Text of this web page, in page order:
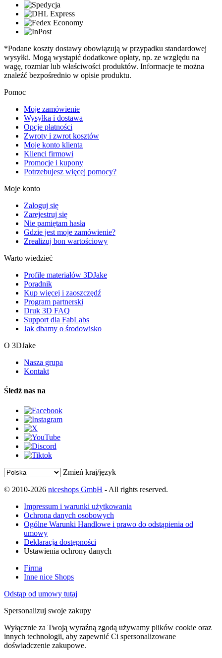
*Podane koszty dostawy obowiązują w przypadku standardowej
wysyłki. Mogą wystąpić dodatkowe opłaty, np. ze względu na
wagę, rozmiar lub właściwości produktów. Informacje te można
znaleźć bezpośrednio w opisie produktu.
Pomoc
Moje zamówienie
Wysyłka i dostawa
Opcje płatności
Zwroty i zwrot kosztów
Moje konto klienta
Klienci firmowi
Promocje i kupony
Potrzebujesz więcej pomocy?
Moje konto
Zaloguj się
Zarejestruj się
Nie pamiętam hasła
Gdzie jest moje zamówienie?
Zrealizuj bon wartościowy
Warto wiedzieć
Profile materiałów 3DJake
Poradnik
Kup więcej i zaoszczędź
Program partnerski
Druk 3D FAQ
Support dla FabLabs
Jak dbamy o środowisko
O 3DJake
Nasza grupa
Kontakt
Śledź nas na
Zmień kraj/język
© 2010-2026 niceshops GmbH - All rights reserved.
Impressum i warunki użytkowania
Ochrona danych osobowych
Ogólne Warunki Handlowe i prawo do odstąpienia od
umowy
Deklaracja dostępności
Ustawienia ochrony danych
Firma
Inne nice Shops
Odstąp od umowy tutaj
Spersonalizuj swoje zakupy
Wyłącznie za Twoją wyraźną zgodą używamy plików cookie oraz
innych technologii, aby zapewnić Ci spersonalizowane
doświadczenie zakupowe.